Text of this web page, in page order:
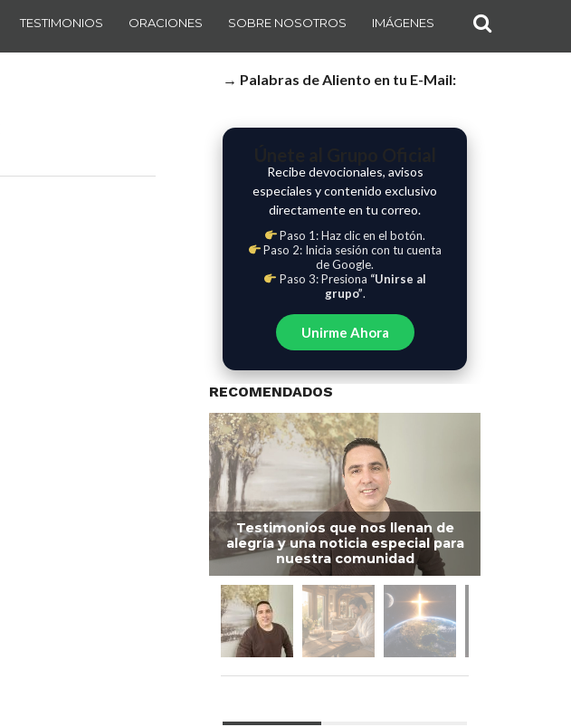
TESTIMONIOS ORACIONES SOBRE NOSOTROS IMÁGENES
→ Palabras de Aliento en tu E-Mail:
Recibe devocionales, avisos
especiales y contenido exclusivo
directamente en tu correo.
Paso 1: Haz clic en el botón.
Paso 2: Inicia sesión con tu cuenta
de Google.
Paso 3: Presiona “Unirse al
grupo”.
Unirme Ahora
RECOMENDADOS
Testimonios que nos llenan de
alegría y una noticia especial para
nuestra comunidad